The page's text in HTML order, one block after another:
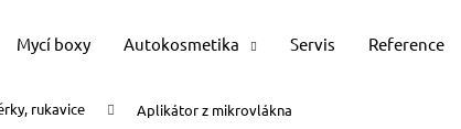
Mycí boxy Autokosmetika Servis Reference
rukavice Aplikátor z mikrovlákna
Co potřebujete najít?